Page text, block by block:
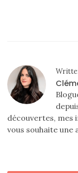
découvertes, mes
vous souhaite une